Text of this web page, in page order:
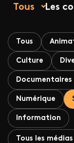
Tous Les
Tous
Culture
Numérique
Information
Tous les médias